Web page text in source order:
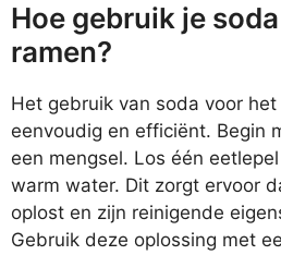
Hoe gebruik je
ramen?
Het gebruik van soda voor
eenvoudig en efficiënt. Begin
een mengsel. Los één
warm water. Dit zorgt ervoor
oplost en zijn reinigende
Gebruik deze oplossing met